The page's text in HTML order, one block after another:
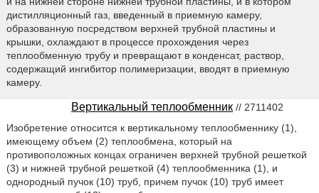
дистилляционный газ, введенный в приемную камеру,
образованную посредством верхней трубной пластины и
крышки, охлаждают в процессе прохождения через
теплообменную трубу и превращают в конденсат, раствор,
содержащий ингибитор полимеризации, вводят в приемную
камеру.
Вертикальный теплообменник // 2711402
Изобретение относится к вертикальному теплообменнику (1),
имеющему объем (2) теплообмена, который на
противоположных концах ограничен верхней трубной решеткой
(3) и нижней трубной решеткой (4) теплообменника (1), и
однородный пучок (10) труб, причем пучок (10) труб имеет